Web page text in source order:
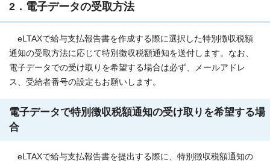
2．電子データの受取方法
eLTAXで給与支払報告書を作成する際に選択した特別徴収税額
通知の受取方法に応じて特別徴収税額通知を送付します。なお、
電子データでの受け取りを希望する場合は必ず、メールアドレ
ス、受給者番号の設定もお願いします。
電子データで特別徴収税額通知の受け取りを希望する場
合
eLTAXで給与支払報告書を提出する際に、特別徴収税額通知の